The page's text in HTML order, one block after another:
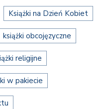
Książki na Dzień Kobiet
książki obcojęzyczne
religijne
w pakiecie